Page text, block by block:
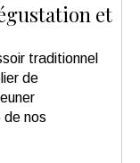
et
traditionnel
de
de nos